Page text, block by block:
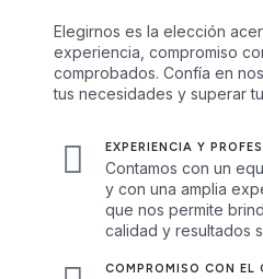
Elegirnos es la elección
experiencia, compromiso
comprobados. Confía en
tus necesidades y superar
EXPERIENCIA Y
Contamos con un
y con una amplia
que nos permite
calidad y resultados
COMPROMISO CON EL